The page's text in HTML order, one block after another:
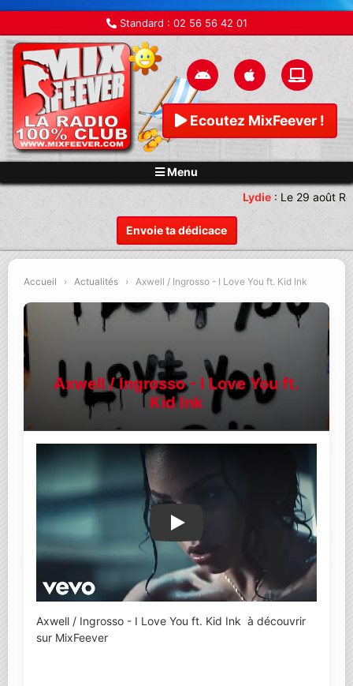
Standard : 02 56 56 42 01
Ecoutez MixFeever !
Menu
Envoie ta dédicace
Lydie:Le 29 août
Accueil › Actualités › Axwell / Ingrosso - I Love You ft. Kid Ink
Axwell / Ingrosso - I Love You ft.
Kid Ink
Lire la vidéo YouTube
Axwell / Ingrosso - I Love You ft. Kid Ink à découvrir
sur MixFeever